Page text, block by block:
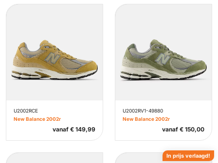
U2002RCE
New Balance 2002r
vanaf € 149,99
U2002RV1-49880
New Balance 2002r
vanaf € 150,00
In prijs verlaagd!